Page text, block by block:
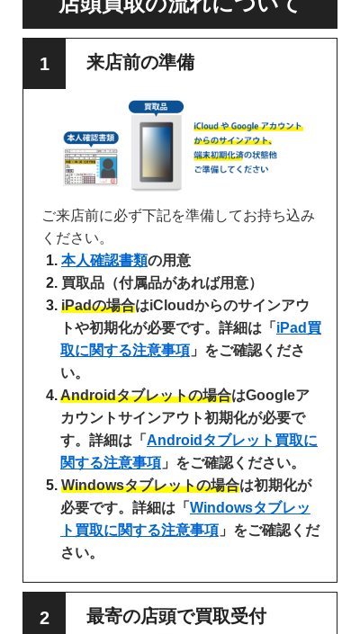
来店前の準備
ご来店前に必ず下記を準備してお持ち込み
ください。
本人確認書類の用意
買取品（付属品があれば用意）
iPadの場合はiCloudからのサインアウ
トや初期化が必要です。詳細は「 iPad買
取に関する注意事項 」をご確認くださ
い。
Androidタブレットの場合はGoogleア
カウントサインアウト初期化が必要で
す。詳細は「 Androidタブレット買取に
関する注意事項 」をご確認ください。
Windowsタブレットの場合は初期化が
必要です。詳細は「 Windowsタブレッ
ト買取に関する注意事項 」をご確認くだ
さい。
最寄の店頭で買取受付